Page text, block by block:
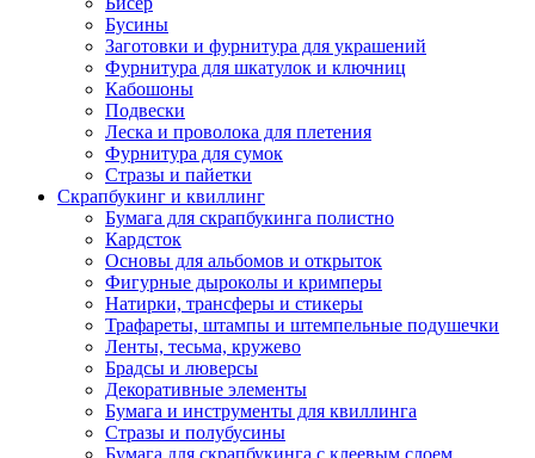
Бусины
Заготовки и фурнитура для украшений
Фурнитура для шкатулок и ключниц
Кабошоны
Подвески
Леска и проволока для плетения
Фурнитура для сумок
Стразы и пайетки
Скрапбукинг и квиллинг
Бумага для скрапбукинга полистно
Кардсток
Основы для альбомов и открыток
Фигурные дыроколы и кримперы
Натирки, трансферы и стикеры
Трафареты, штампы и штемпельные подушечки
Ленты, тесьма, кружево
Брадсы и люверсы
Декоративные элементы
Бумага и инструменты для квиллинга
Стразы и полубусины
Бумага для скрапбукинга с клеевым слоем